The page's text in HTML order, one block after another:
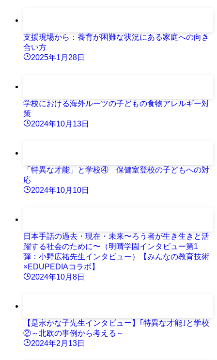
支援現場から：養育が困難な状況にある家庭への向き
合い方
2025年1月28日
学校における海外ルーツの子どもの食物アレルギー対
策
2024年10月13日
「特異な才能」と学校④ 保健室登校の子どもへの対
応
2024年10月10日
日本手話の過去・現在・未来〜ろう者が生き生きと活
躍する社会のために〜（明晴学園インタビュー第1
弾：小野広祐先生インタビュー）【みんなの教育技術
×EDUPEDIAコラボ】
2024年10月8日
【是永かな子先生インタビュー】｢特異な才能｣と学校
②～北欧の事例から考える～
2024年2月13日